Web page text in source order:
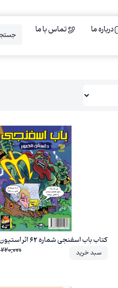
درباره ما تماس با ما
کتاب باب اسفنجی شماره 62 اثر استیون هلینبرگ
سبد خرید 220,000